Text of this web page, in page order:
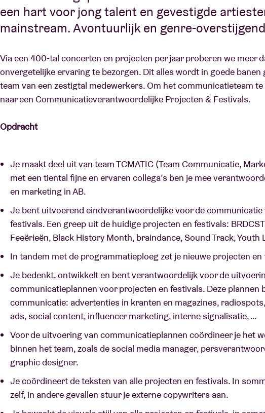
een hart voor jong talent en gevestigde
mainstream. Avontuurlijk en genre-
Via een 400-tal concerten en projecten per jaar proberen we meer
onvergetelijke ervaring te bezorgen. Dit alles wordt in goede banen
team van een zestigtal medewerkers. Om het communicatieteam
naar een Communicatieverantwoordelijke Projecten & Festivals.
Opdracht
Je maakt deel uit van team TCMATIC (Team Communicatie,
met een tiental fijne en ervaren collega’s ben je mee
en marketing in AB.
Je bent uitvoerend eindverantwoordelijke voor de communicatie
festivals. Een greep uit de huidige projecten en festivals:
Feeërieën, Black History Month, braindance, Sound Track, Youth
In tandem met de programmatieploeg zet je nieuwe projecten
Je bedenkt, ontwikkelt en bent verantwoordelijk voor de
communicatieplannen voor projecten en festivals. Deze plannen
communicatie: advertenties in kranten en magazines,
ads, social content, influencer marketing, interne signalisatie, …
Voor de uitvoering van communicatieplannen coördineer je het
binnen het team, zoals de social media manager,
graphic designer.
Je coördineert de teksten van alle projecten en festivals. In
zelf, in andere gevallen stuur je externe copywriters aan.